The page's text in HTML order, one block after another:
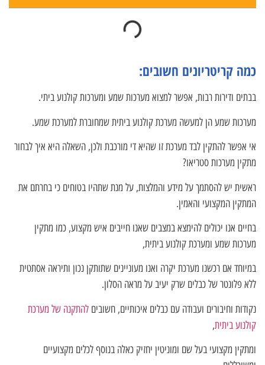
כמה קריטריונים חשובים:
בבתים ודירות רבות, אפשר למצוא מערכות שמע ומערכות קולנוע ביתי.
מערכות שמע הן למעשה מערכת קולנוע ביתית שמחוברת למערכת שמע.
אי אפשר להתקין לבד מערכת זו שהיא די מורכבת ולכן, השאלה היא איך לבחור
מתקין מערכות סטריאו?
ראשית יש להסתמך על מידע והמלצות, על מנת שתהיו בטוחים כי בחרתם את
המתקין המקצועי והאמין.
בחיים אנו יכולים להימצא במצבים שאנו חייבים איש מקצוע, כמו מתקין
מערכות שמע ומערכת קולנוע ביתית,
במיוחד אם רכשנו מערכת יקרה ואנו מעוניינים שתותקן נכון ותיראה אסתטית
ללא פלונטר של כבלים שרק יעיב על מראה הסלון.
נקודות וחיבורים ועבודה עם כבלים איכותיים, חשובים להתקנה של מערכת
קולנוע ביתית,
ומתקין מקצועי בעל שם ומוניטין יחזיק כאלה בנוסף לכלים מקצועיים